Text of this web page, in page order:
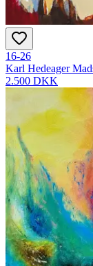
16-26
Karl Hedeager
2.500 DKK